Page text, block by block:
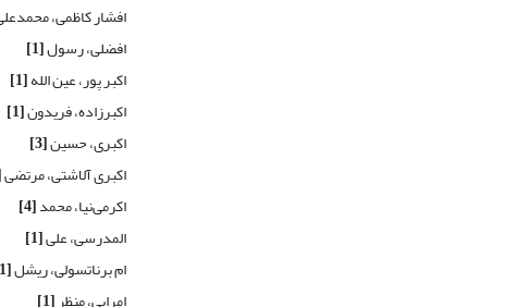
افشار کاظمی،
افضلی، رسول[1]
اکبر پور، عین الله[1]
اکبرزاده، فریدون[1]
اکبری، حسین[3]
اکبری آلاشتی، مرتضی
اکرمی‌نیا، محمد[4]
المدرسی، علی[1]
ام برناتسولی، ریشل[1]